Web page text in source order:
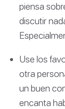
piensa
discutir
Use los
otra
un buen
encanta